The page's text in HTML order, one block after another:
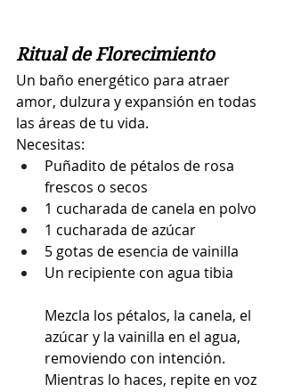
Ritual de Florecimiento
Un baño energético para atraer
amor, dulzura y expansión en todas
las áreas de tu vida.
Necesitas:
Puñadito de pétalos de rosa
frescos o secos
1 cucharada de canela en polvo
1 cucharada de azúcar
5 gotas de esencia de vainilla
Un recipiente con agua tibia
Mezcla los pétalos, la canela, el
azúcar y la vainilla en el agua,
removiendo con intención.
Mientras lo haces, repite en voz